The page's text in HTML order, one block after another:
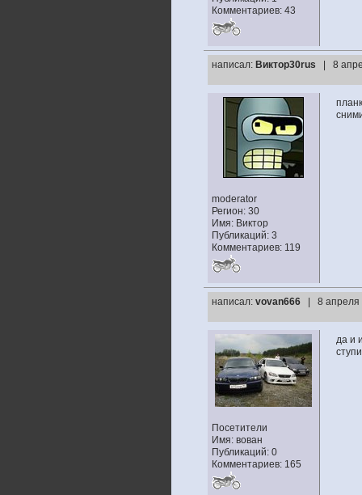
Комментариев: 43
написал: Виктор30rus | 8
moderator
Регион: 30
Имя: Виктор
Публикаций: 3
Комментариев: 119
написал: vovan666 | 8
Посетители
Имя: вован
Публикаций: 0
Комментариев: 165
да и